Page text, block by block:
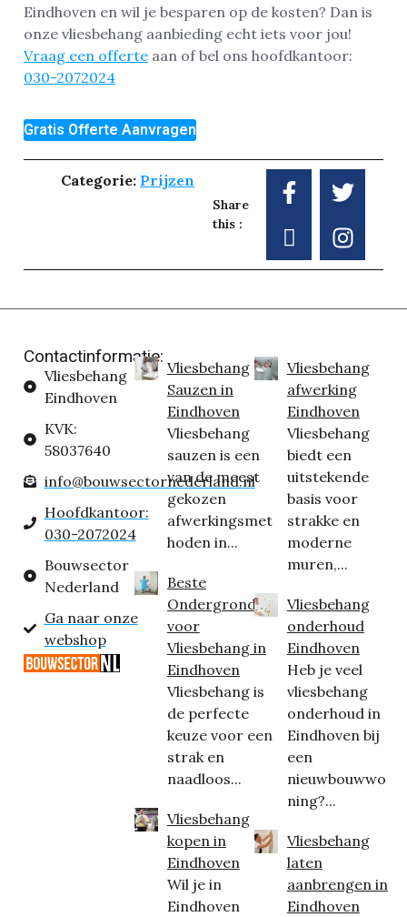
Eindhoven en wil je besparen op de kosten? Dan is
onze vliesbehang aanbieding echt iets voor jou!
Vraag een offerte aan of bel ons hoofdkantoor:
030-2072024
Gratis Offerte Aanvragen
Categorie: Prijzen
Share
this :
Contactinformatie:
Vliesbehang
Eindhoven
KVK:
58037640
info@bouwsectornederland.nl
Hoofdkantoor:
030-2072024
Bouwsector
Nederland
Ga naar onze
webshop
Vliesbehang
Sauzen in
Eindhoven
Vliesbehang
sauzen is een
van de meest
gekozen
afwerkingsmet
hoden in...
Beste
Ondergrond
voor
Vliesbehang in
Eindhoven
Vliesbehang is
de perfecte
keuze voor een
strak en
naadloos...
Vliesbehang
kopen in
Eindhoven
Wil je in
Eindhoven
Vliesbehang
afwerking
Eindhoven
Vliesbehang
biedt een
uitstekende
basis voor
strakke en
moderne
muren,...
Vliesbehang
onderhoud
Eindhoven
Heb je veel
vliesbehang
onderhoud in
Eindhoven bij
een
nieuwbouwwo
ning?...
Vliesbehang
laten
aanbrengen in
Eindhoven